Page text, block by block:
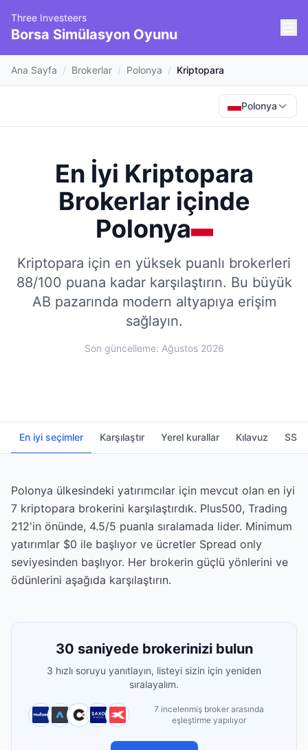
Three Investeers
Borsa Simülasyon Oyunu
Ana Sayfa / Brokerlar / Polonya / Kriptopara
Polonya
En İyi Kriptopara
Brokerlar içinde
Polonya
Kriptopara için en yüksek puanlı brokerleri
88/100 puana kadar karşılaştırın. Bu büyük
AB pazarında modern altyapıya erişim
sağlayın.
Son güncelleme: Ağustos 2026
En iyi seçimler Karşılaştır Yerel kurallar Kılavuz SSS
Polonya ülkesindeki yatırımcılar için mevcut olan en iyi
7 kriptopara brokerini karşılaştırdık. Plus500, Trading
212'in önünde, 4.5/5 puanla sıralamada lider. Minimum
yatırımlar $0 ile başlıyor ve ücretler Spread only
seviyesinden başlıyor. Her brokerin güçlü yönlerini ve
ödünlerini aşağıda karşılaştırın.
30 saniyede brokerinizi bulun
3 hızlı soruyu yanıtlayın, listeyi sizin için yeniden
sıralayalım.
7 incelenmiş broker arasında
eşleştirme yapılıyor